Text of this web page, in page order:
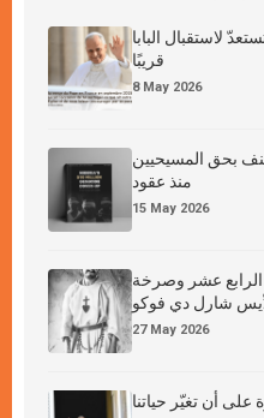
لاستقبال البابا
قريبًا
8 May 2026
بحق المسيحيين
منذ عقود
15 May 2026
الرابع عشر وصرخة
شارل دي فوكو
27 May 2026
على أن تغيّر حياتنا